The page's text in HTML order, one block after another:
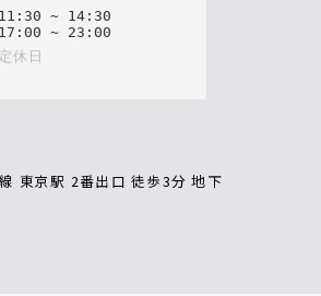
11 : 30 ~ 14: 30
17 : 00 ~ 23 : 00
定休日
東京駅 2番出口 徒歩3分 地下